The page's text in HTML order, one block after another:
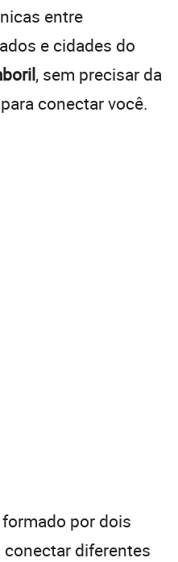
entre
e cidades do
, sem precisar da
conectar você.
por dois
diferentes